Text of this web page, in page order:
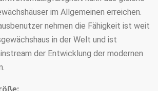
im Allgemeinen erreichen.
nehmen die Fähigkeit ist weit
in der Welt und ist
der Entwicklung der modernen